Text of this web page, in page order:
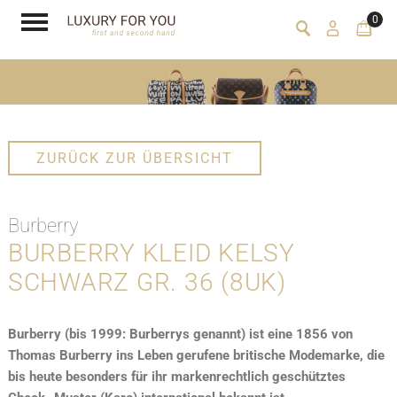
0
ZURÜCK ZUR ÜBERSICHT
Burberry
BURBERRY KLEID KELSY
SCHWARZ GR. 36 (8UK)
Burberry (bis 1999: Burberrys genannt) ist eine 1856 von
Thomas Burberry ins Leben gerufene britische Modemarke, die
bis heute besonders für ihr markenrechtlich geschütztes